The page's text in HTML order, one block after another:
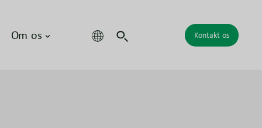
Om os Kontakt os